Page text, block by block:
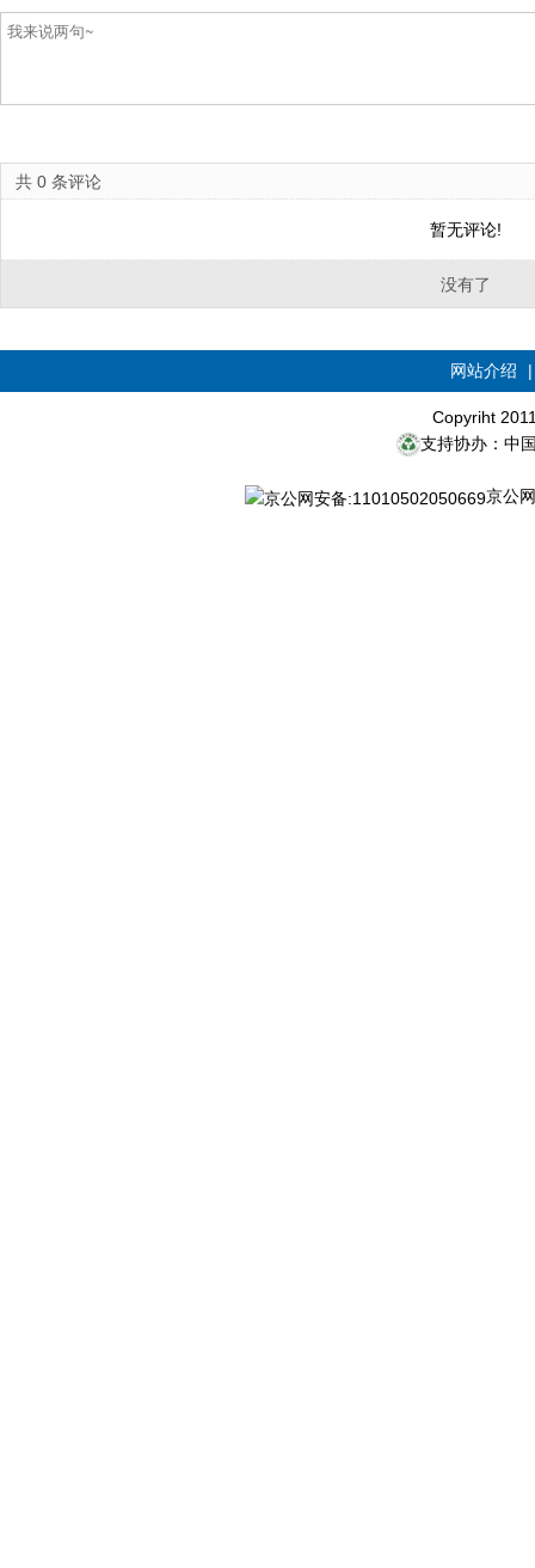
共 0 条评论
暂无评论!
没有了
网站介绍
Copyriht
支持协办：中
京公